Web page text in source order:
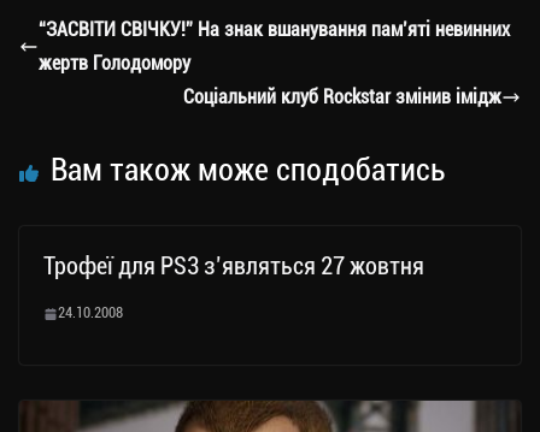
a
m
er ok Li ли
ся
“ЗАСВІТИ СВІЧКУ!” На знак вшанування пам’яті невинних
жертв Голодомору
Соціальний клуб Rockstar змінив імідж
Вам також може сподобатись
Трофеї для PS3 з’являться 27 жовтня
24.10.2008